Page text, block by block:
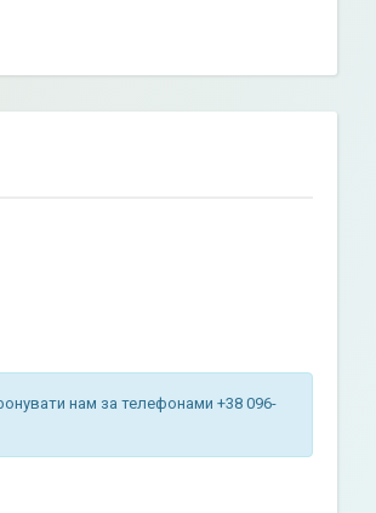
нам за телефонами +38 096-